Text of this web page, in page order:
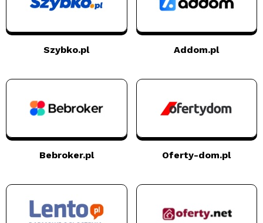
Szybko.pl Addom.pl
Bebroker.pl Oferty-dom.pl